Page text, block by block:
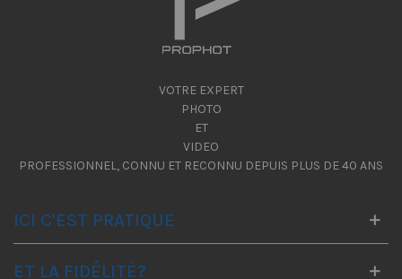
VOTRE EXPERT
PHOTO
ET
VIDEO
PROFESSIONNEL, CONNU ET RECONNU DEPUIS PLUS DE 40 ANS
ICI C'EST PRATIQUE
ET LA FIDÉLITÉ?